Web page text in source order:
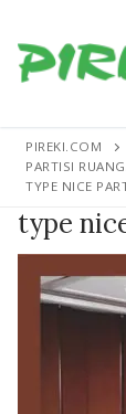
ke
konten
PIREKI.COM
PARTISI
TYPE NICE
type